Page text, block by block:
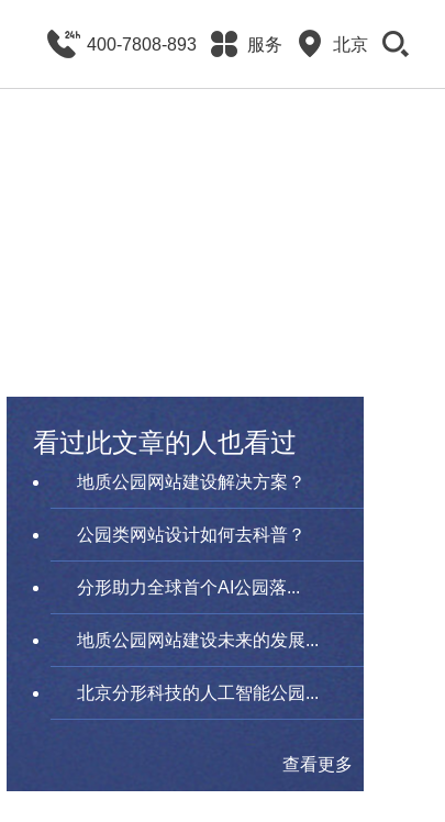
400-7808-893 服务 北京
看过此文章的人也看过
地质公园网站建设解决方案？
公园类网站设计如何去科普？
分形助力全球首个AI公园落...
地质公园网站建设未来的发展...
北京分形科技的人工智能公园...
查看更多